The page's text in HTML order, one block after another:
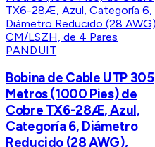
PANDUIT
Bobina de Cable UTP 305
Metros (1000 Pies) de
Cobre TX6-28Æ, Azul,
Categoría 6, Diámetro
Reducido (28 AWG),